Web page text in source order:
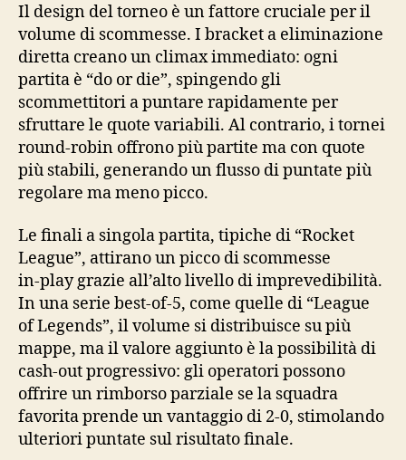
Il design del torneo è un fattore cruciale per il
volume di scommesse. I bracket a eliminazione
diretta creano un climax immediato: ogni
partita è “do or die”, spingendo gli
scommettitori a puntare rapidamente per
sfruttare le quote variabili. Al contrario, i tornei
round‑robin offrono più partite ma con quote
più stabili, generando un flusso di puntate più
regolare ma meno picco.
Le finali a singola partita, tipiche di “Rocket
League”, attirano un picco di scommesse
in‑play grazie all’alto livello di imprevedibilità.
In una serie best‑of‑5, come quelle di “League
of Legends”, il volume si distribuisce su più
mappe, ma il valore aggiunto è la possibilità di
cash‑out progressivo: gli operatori possono
offrire un rimborso parziale se la squadra
favorita prende un vantaggio di 2‑0, stimolando
ulteriori puntate sul risultato finale.